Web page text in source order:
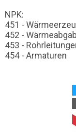
NPK:
451 -
452 -
453 -
454 - Armaturen